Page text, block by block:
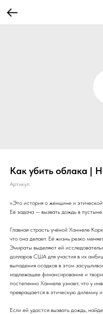
Как убить облака |
Артикул:
«Это история о женщине и
Её задача — вызвать дождь в
Главная страсть учёной Ханнеле
что она делает. Её жизнь резко
Эмираты выделяют ей
долларов США для участия в их
выпадения осадков в этом
надлежащее финансирование и
постепенно Ханнеле узнает, что у
превращается в этическую дилемму
Если ей удастся вызвать дождь,